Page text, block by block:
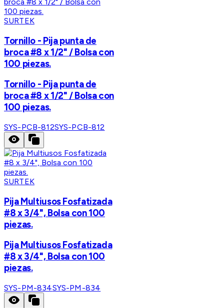
SURTEK
Tornillo - Pija punta de
broca #8 x 1/2" / Bolsa con
100 piezas.
Tornillo - Pija punta de
broca #8 x 1/2" / Bolsa con
100 piezas.
SYS-PCB-812SYS-PCB-812
SURTEK
Pija Multiusos Fosfatizada
#8 x 3/4", Bolsa con 100
piezas.
Pija Multiusos Fosfatizada
#8 x 3/4", Bolsa con 100
piezas.
SYS-PM-834SYS-PM-834